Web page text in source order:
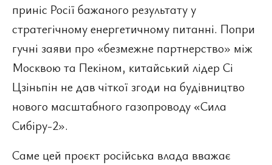
приніс Росії бажаного результату у
стратегічному енергетичному питанні. Попри
гучні заяви про «безмежне партнерство» між
Москвою та Пекіном, китайський лідер Сі
Цзіньпін не дав чіткої згоди на будівництво
нового масштабного газопроводу «Сила
Сибіру-2».
Саме цей проєкт російська влада вважає